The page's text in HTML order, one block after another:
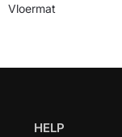
Vloermat
HELP